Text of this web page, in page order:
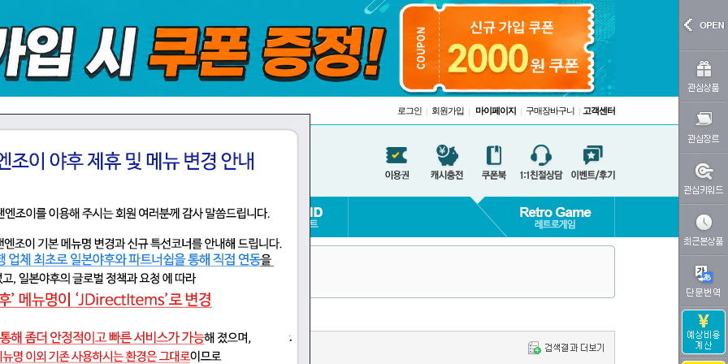
로그인 | 회원가입 | 마이페이지 | 구매장바구니 | 고객센터
(メディコム・トイ ドラえもん)
Shopping